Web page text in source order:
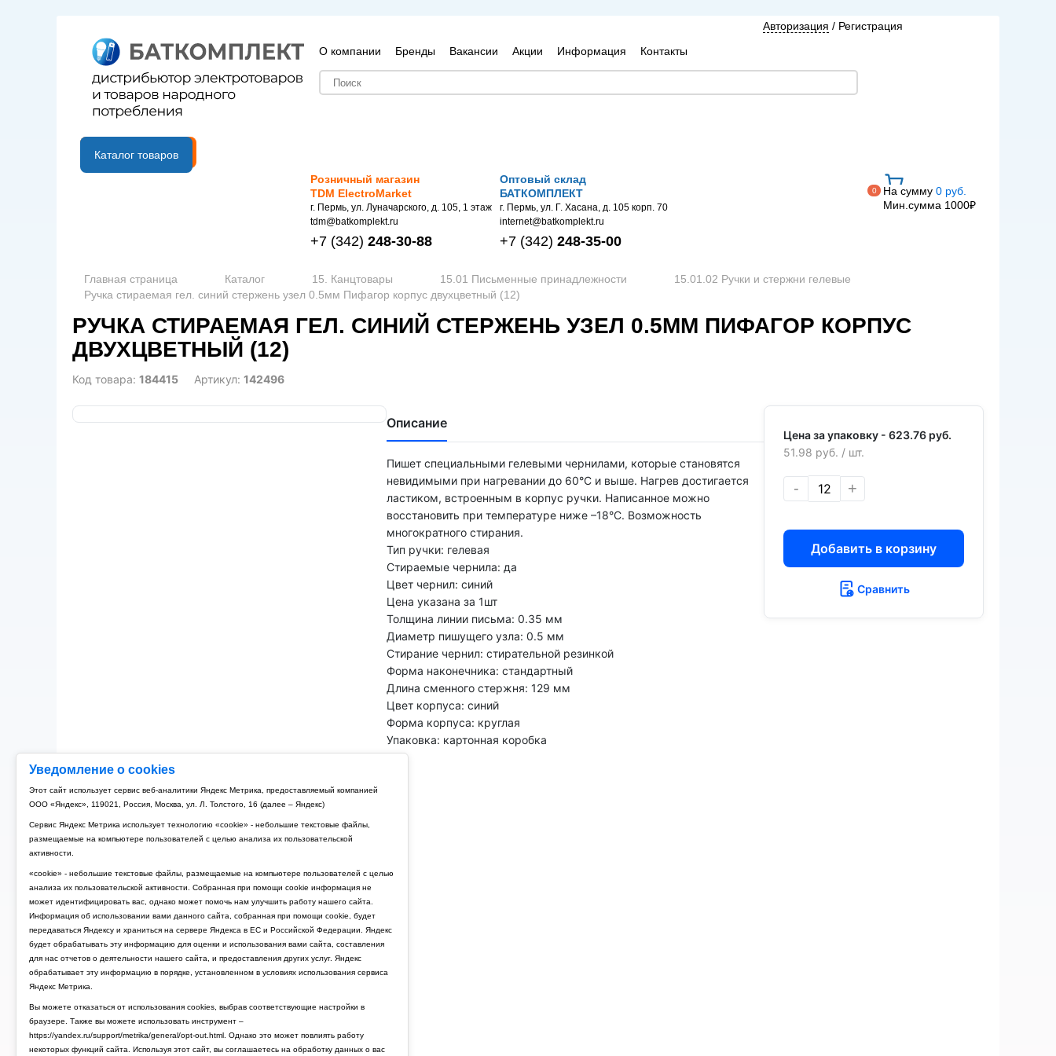
Уведомление о cookies
Этот сайт использует сервис веб-аналитики Яндекс Метрика, предоставляемый компанией
ООО «Яндекс», 119021, Россия, Москва, ул. Л. Толстого, 16 (далее – Яндекс)
Сервис Яндекс Метрика использует технологию «cookie» - небольшие текстовые файлы,
размещаемые на компьютере пользователей с целью анализа их пользовательской
активности.
«cookie» - небольшие текстовые файлы, размещаемые на компьютере пользователей с целью
анализа их пользовательской активности. Собранная при помощи cookie информация не
может идентифицировать вас, однако может помочь нам улучшить работу нашего сайта.
Информация об использовании вами данного сайта, собранная при помощи cookie, будет
передаваться Яндексу и храниться на сервере Яндекса в ЕС и Российской Федерации. Яндекс
будет обрабатывать эту информацию для оценки и использования вами сайта, составления
для нас отчетов о деятельности нашего сайта, и предоставления других услуг. Яндекс
обрабатывает эту информацию в порядке, установленном в условиях использования сервиса
Яндекс Метрика.
Вы можете отказаться от использования cookies, выбрав соответствующие настройки в
браузере. Также вы можете использовать инструмент –
https://yandex.ru/support/metrika/general/opt-out.html. Однако это может повлиять работу
некоторых функций сайта. Используя этот сайт, вы соглашаетесь на обработку данных о вас
О компании Бренды Вакансии Акции Информация Контакты
Авторизация / Регистрация
B2B портал
Каталог товаров
Розничный магазин
TDM ElectroMarket
г. Пермь, ул. Луначарского, д. 105, 1 этаж
tdm@batkomplekt.ru
+7 (342) 248-30-88
Оптовый склад
БАТКОМПЛЕКТ
г. Пермь, ул. Г. Хасана, д. 105 корп. 70
internet@batkomplekt.ru
+7 (342) 248-35-00
0 На сумму 0 руб.
Мин.сумма 1000₽
Главная страница Каталог 15. Канцтовары 15.01 Письменные принадлежности
15.01.02 Ручки и стержни гелевые
Ручка стираемая гел. синий стержень узел 0.5мм Пифагор корпус двухцветный (12)
РУЧКА СТИРАЕМАЯ ГЕЛ. СИНИЙ СТЕРЖЕНЬ УЗЕЛ 0.5ММ ПИФАГОР КОРПУС
ДВУХЦВЕТНЫЙ (12)
Код товара: 184415 Артикул: 142496
Описание
Пишет специальными гелевыми чернилами, которые становятся
невидимыми при нагревании до 60°С и выше. Нагрев достигается
ластиком, встроенным в корпус ручки. Написанное можно
восстановить при температуре ниже –18°С. Возможность
многократного стирания.
Тип ручки: гелевая
Стираемые чернила: да
Цвет чернил: синий
Цена указана за 1шт
Толщина линии письма: 0.35 мм
Диаметр пишущего узла: 0.5 мм
Стирание чернил: стирательной резинкой
Форма наконечника: стандартный
Длина сменного стержня: 129 мм
Цвет корпуса: синий
Форма корпуса: круглая
Упаковка: картонная коробка
Цена за упаковку - 623.76 руб.
51.98 руб. / шт.
- +
Добавить в корзину
Сравнить